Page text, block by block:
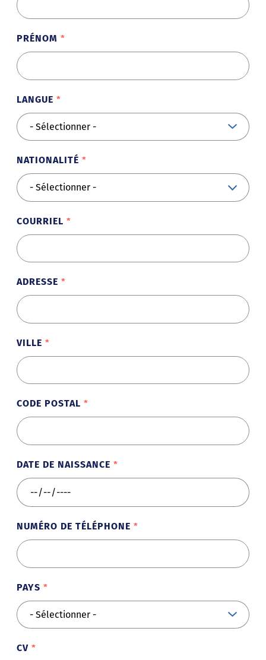
PRÉNOM
LANGUE
NATIONALITÉ
COURRIEL
ADRESSE
VILLE
CODE POSTAL
DATE DE NAISSANCE
NUMÉRO DE TÉLÉPHONE
PAYS
CV